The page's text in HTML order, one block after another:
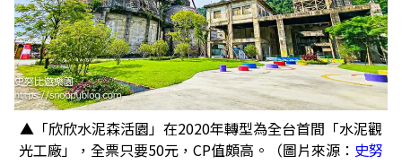
▲「欣欣水泥森活園」在2020年轉型為全台首間「水泥觀
光工廠」，全票只要50元，CP值頗高。（圖片來源： 史努